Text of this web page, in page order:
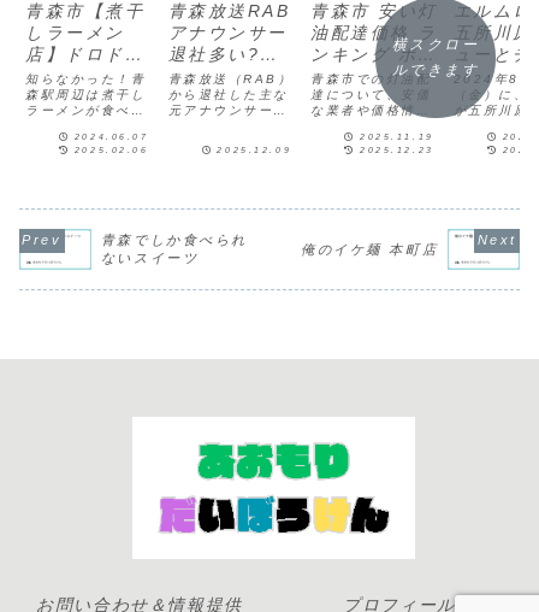
青森市【煮干
しラーメン
店】ドロドロ
セメントから
あっさり系 青
森駅 有名
知らなかった！青
森駅周辺は煮干し
ラーメンが食べら
とを...ぱぱ青森駅
周辺の煮干しラー
のドロっとしたス
ープ・スープはセ
メントのような色
2024.06.07
2025.02.06
青森放送RAB
アナウンサー
退社多い?元
アナウンサー
と退社理由
青森放送（RAB）
から退社した主な
元アナウンサーに
本莉奈アナウンサ
2025年3月に退社
小田安珠アナウン
サー:2024年3月
2025.12.09
青森市 安い灯
油配達価格 ラ
ンキング ポリ
タンク
青森市での灯油配
達について、安価
な業者や価格情報
す。灯油配達業者
と価格情報
位 青森県民生活協
2025.11.19
2025.12.23
エルムロ
五所川原
ューとチ
青森市は
つ？営
2024年8月
（金）に、
が五所川原
店！まま開
は混雑して
ト情報とは
やっぱり実
ピアは楽し
横スクロー
ルできます
青森でしか食べられ
ないスイーツ
俺のイケ麺 本町店
お問い合わせ＆情報提供 プロフィール